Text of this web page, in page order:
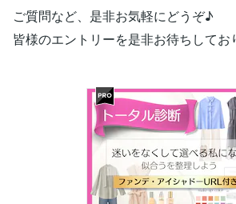
ご質問など、是非お気軽にどうぞ♪
皆様のエントリーを是非お待ちしてお